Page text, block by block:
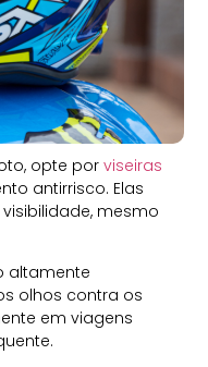
opte porviseiras
antirrisco. Elas
mesmo
altamente
olhos contra os
em viagens